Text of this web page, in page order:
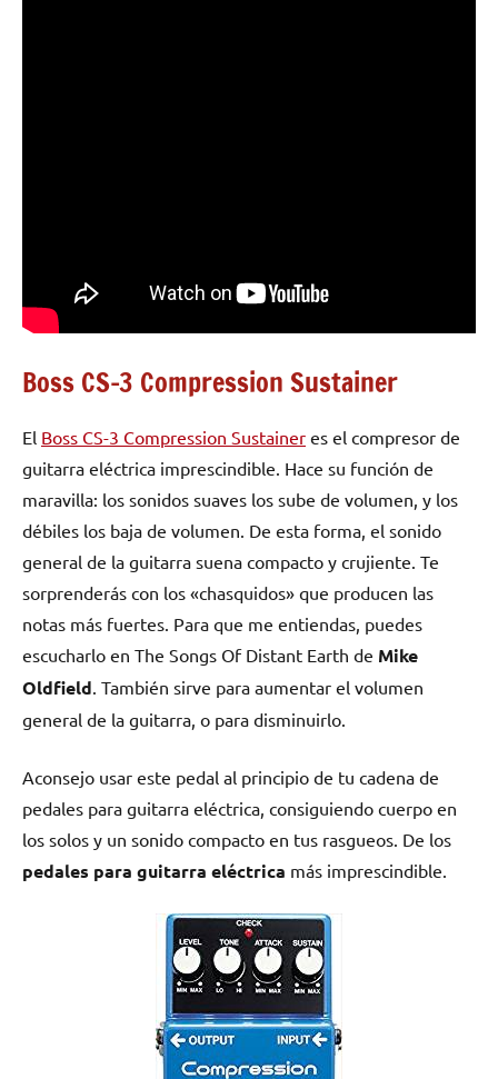
Boss CS-3 Compression Sustainer
El Boss CS-3 Compression Sustainer es el compresor de
guitarra eléctrica imprescindible. Hace su función de
maravilla: los sonidos suaves los sube de volumen, y los
débiles los baja de volumen. De esta forma, el sonido
general de la guitarra suena compacto y crujiente. Te
sorprenderás con los «chasquidos» que producen las
notas más fuertes. Para que me entiendas, puedes
escucharlo en The Songs Of Distant Earth de Mike
Oldfield . También sirve para aumentar el volumen
general de la guitarra, o para disminuirlo.
Aconsejo usar este pedal al principio de tu cadena de
pedales para guitarra eléctrica, consiguiendo cuerpo en
los solos y un sonido compacto en tus rasgueos. De los
pedales para guitarra eléctrica más imprescindible.